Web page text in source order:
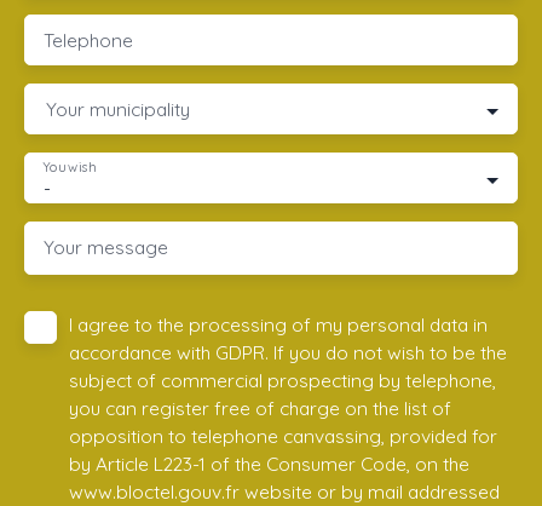
Telephone
Your municipality
-
You wish
Your message
I agree to the processing of my personal data in
accordance with GDPR. If you do not wish to be the
subject of commercial prospecting by telephone,
you can register free of charge on the list of
opposition to telephone canvassing, provided for
by Article L223-1 of the Consumer Code, on the
www.bloctel.gouv.fr website or by mail addressed